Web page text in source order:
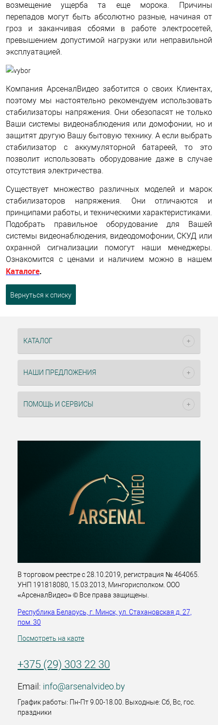
возмещение ущерба та еще морока. Причины
перепадов могут быть абсолютно разные, начиная от
гроз и заканчивая сбоями в работе электросетей,
превышением допустимой нагрузки или неправильной
эксплуатацией.
Компания АрсеналВидео заботится о своих Клиентах,
поэтому мы настоятельно рекомендуем использовать
стабилизаторы напряжения. Они обезопасят не только
Ваши системы видеонаблюдения или домофонии, но и
защитят другую Вашу бытовую технику. А если выбрать
стабилизатор с аккумуляторной батареей, то это
позволит использовать оборудование даже в случае
отсутствия электричества.
Существует множество различных моделей и марок
стабилизаторов напряжения. Они отличаются и
принципами работы, и техническими характеристиками.
Подобрать правильное оборудование для Вашей
системы видеонаблюдения, видеодомофонии, СКУД или
охранной сигнализации помогут наши менеджеры.
Ознакомится с ценами и наличием можно в нашем
Каталоге.
Вернуться к списку
КАТАЛОГ
НАШИ ПРЕДЛОЖЕНИЯ
ПОМОЩЬ И СЕРВИСЫ
В торговом реестре с 28.10.2019, регистрация № 464065.
УНП 191818080, 15.03.2013, Мингорисполком. ООО
«АрсеналВидео» © Все права защищены.
Республика Беларусь, г. Минск, ул. Стахановская д. 27,
пом. 30
Посмотреть на карте
+375 (29) 303 22 30
Email: info@arsenalvideo.by
График работы: Пн-Пт 9.00-18.00. Выходные: Сб, Вс, гос.
праздники